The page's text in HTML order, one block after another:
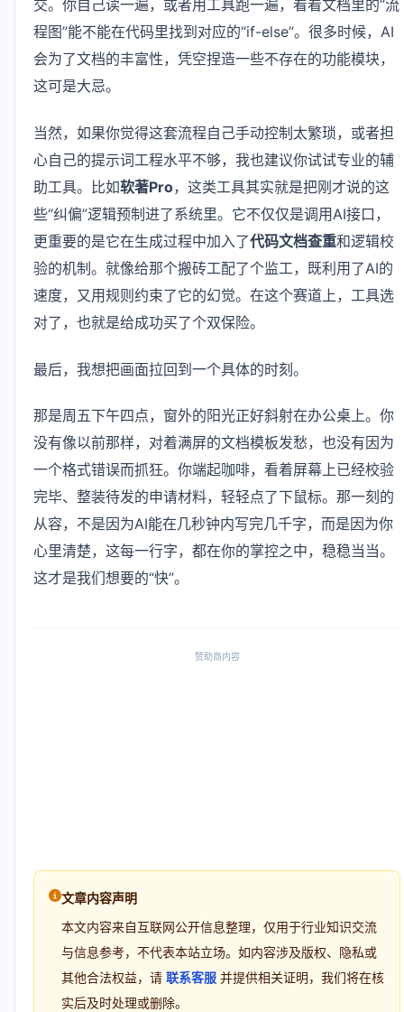
交。你自己读一遍，或者用工具跑一遍，看看文档里的“流
程图”能不能在代码里找到对应的“if-else”。很多时候，AI
会为了文档的丰富性，凭空捏造一些不存在的功能模块，
这可是大忌。
当然，如果你觉得这套流程自己手动控制太繁琐，或者担
心自己的提示词工程水平不够，我也建议你试试专业的辅
助工具。比如软著Pro，这类工具其实就是把刚才说的这
些“纠偏”逻辑预制进了系统里。它不仅仅是调用AI接口，
更重要的是它在生成过程中加入了代码文档查重和逻辑校
验的机制。就像给那个搬砖工配了个监工，既利用了AI的
速度，又用规则约束了它的幻觉。在这个赛道上，工具选
对了，也就是给成功买了个双保险。
最后，我想把画面拉回到一个具体的时刻。
那是周五下午四点，窗外的阳光正好斜射在办公桌上。你
没有像以前那样，对着满屏的文档模板发愁，也没有因为
一个格式错误而抓狂。你端起咖啡，看着屏幕上已经校验
完毕、整装待发的申请材料，轻轻点了下鼠标。那一刻的
从容，不是因为AI能在几秒钟内写完几千字，而是因为你
心里清楚，这每一行字，都在你的掌控之中，稳稳当当。
这才是我们想要的“快”。
赞助商内容
文章内容声明
本文内容来自互联网公开信息整理，仅用于行业知识交流
与信息参考，不代表本站立场。如内容涉及版权、隐私或
其他合法权益，请 联系客服 并提供相关证明，我们将在核
实后及时处理或删除。